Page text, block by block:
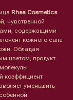
Rhea Cosmetics
чувственной
содержащими
кожного сала
Обладая
цветом, продукт
коэффициент
уменьшить